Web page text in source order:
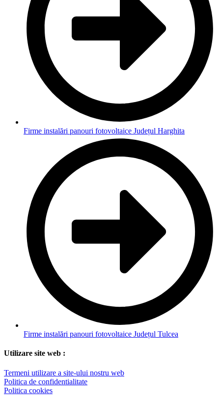
Firme instalări panouri fotovoltaice Județul Harghita
Firme instalări panouri fotovoltaice Județul Tulcea
Utilizare site web :
Termeni utilizare a site-ului nostru web
Politica de confidentialitate
Politica cookies